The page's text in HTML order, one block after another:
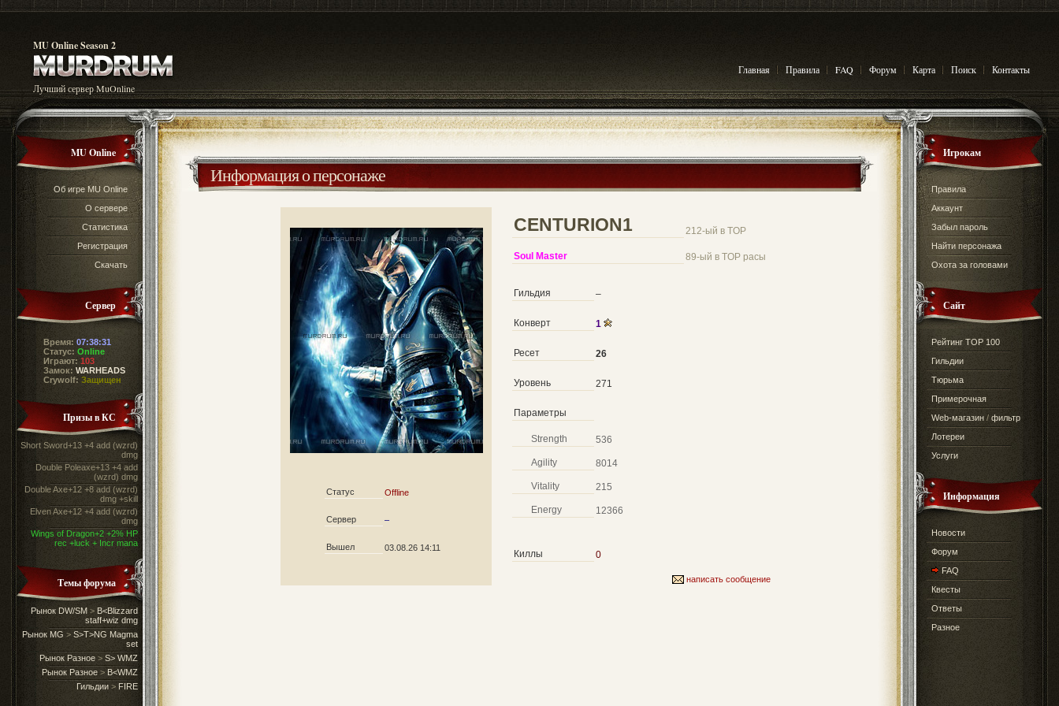
MU Online Season 2
Лучший сервер MuOnline
Главная Правила FAQ Форум Карта Поиск Контакты
MU Online
Об игре MU Online
О сервере
Статистика
Регистрация
Скачать
Сервер
Время: 07:38:31
Статус: Online
Играют: 103
Замок: WARHEADS
Crywolf: Защищен
Призы в КС
Short Sword+13 +4 add (wzrd)
dmg
Double Poleaxe+13 +4 add
(wzrd) dmg
Double Axe+12 +8 add (wzrd)
dmg +skill
Elven Axe+12 +4 add (wzrd)
dmg
Wings of Dragon+2 +2% HP
rec +luck + Incr mana
Темы форума
Рынок DW/SM > B<Blizzard
staff+wiz dmg
Рынок MG > S>T>NG Magma
set
Рынок Разное > S> WMZ
Рынок Разное > B<WMZ
Гильдии > FIRE
Информация о персонаже
CENTURION1 212-ый в TOP
Soul Master 89-ый в TOP расы
Гильдия –
Конверт 1
Ресет 26
Уровень 271
Параметры
Strength 536
Agility 8014
Vitality 215
Energy 12366
Киллы 0
написать сообщение
Статус Offline
Сервер –
Вышел 03.08.26 14:11
Игрокам
Правила
Аккаунт
Забыл пароль
Найти персонажа
Охота за головами
Сайт
Рейтинг TOP 100
Гильдии
Тюрьма
Примерочная
Web-магазин / фильтр
Лотереи
Услуги
Информация
Новости
Форум
FAQ
Квесты
Ответы
Разное